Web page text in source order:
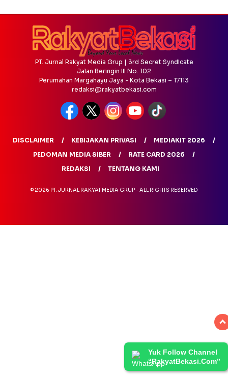
Yuk Follow Channel
“RakyatBekasi.Com”
PT. Jurnal Rakyat Media Grup | 3rd Secret Syndicate
Jalan Beringin III No. 102
Perumahan Margahayu Jaya - Kota Bekasi – 17113
redaksi@rakyatbekasi.com
DISCLAIMER KEBIJAKAN PRIVASI
MEDIAKIT 2026
PEDOMAN MEDIA SIBER
RATE CARD 2026
REDAKSI
TENTANG KAMI
© 2026 PT. JURNAL RAKYAT MEDIA GRUP - ALL RIGHTS RESERVED